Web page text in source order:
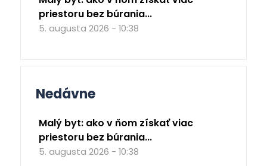
priestoru bez búrania...
5. augusta 2026 - 10:38
Nedávne
Malý byt: ako v ňom získať viac
priestoru bez búrania...
5. augusta 2026 - 10:38